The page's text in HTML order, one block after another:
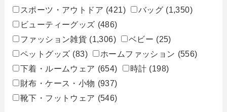
スポーツ・アウトドア (421) バッグ (1,350)
ビューティーグッズ (486)
ファッション雑貨 (1,306) ベビー (25)
ペットグッズ (83) ホームファッション (556)
下着・ルームウェア (654) 時計 (198)
財布・ケース・小物 (937)
靴下・フットウェア (546)